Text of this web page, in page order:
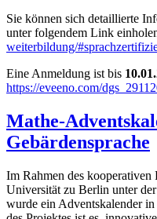
Sie können sich detaillierte
unter folgendem Link
weiterbildung/
Eine Anmeldung ist bis
https://eveeno.com/
Mathe-
Gebärdensprache
Im Rahmen des
Universität zu Berlin unter
wurde ein Adventskalender